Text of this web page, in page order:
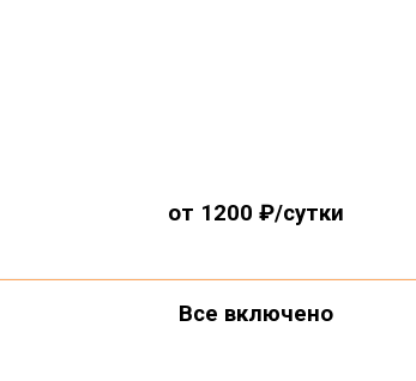
от 1200 ₽/сутки
Все включено